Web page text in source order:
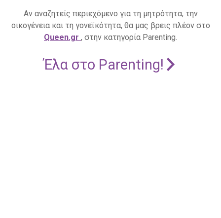
Αν αναζητείς περιεχόμενο για τη μητρότητα, την
οικογένεια και τη γονεϊκότητα, θα μας βρεις πλέον στο
Queen.gr , στην κατηγορία Parenting.
Έλα στο Parenting!